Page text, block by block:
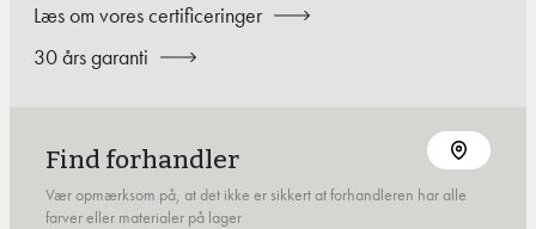
Læs om vores certificeringer
30 års garanti
Find forhandler
Vær opmærksom på, at det ikke er sikkert at forhandleren har alle
farver eller materialer på lager